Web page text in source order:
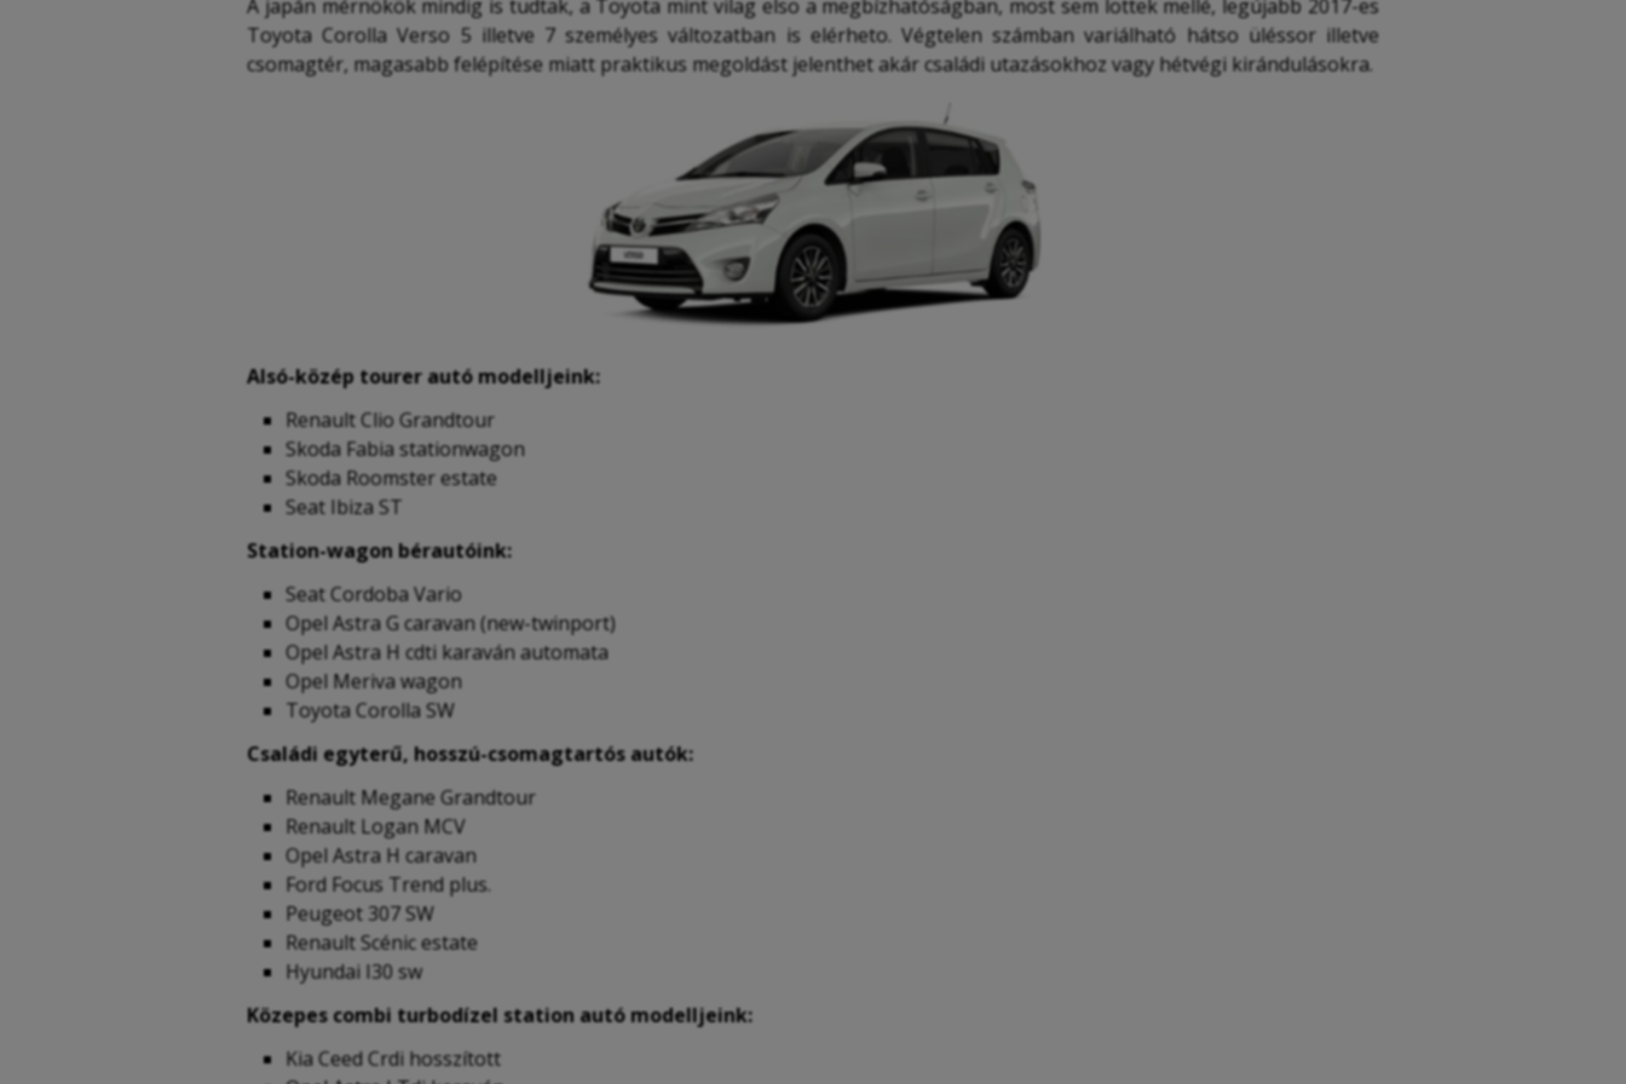
A japán mérnökök mindig is tudtak, a Toyota mint vilag elso a megbízhatóságban, most sem lottek mellé, legújabb 2017-es
Toyota Corolla Verso 5 illetve 7 személyes változatban is elérheto. Végtelen számban variálható hátso üléssor illetve
csomagtér, magasabb felépítése miatt praktikus megoldást jelenthet akár családi utazásokhoz vagy hétvégi kirándulásokra.
Alsó-közép tourer autó modelljeink:
Renault Clio Grandtour
Skoda Fabia stationwagon
Skoda Roomster estate
Seat Ibiza ST
Station-wagon bérautóink:
Seat Cordoba Vario
Opel Astra G caravan (new-twinport)
Opel Astra H cdti karaván automata
Opel Meriva wagon
Toyota Corolla SW
Családi egyterű, hosszú-csomagtartós autók:
Renault Megane Grandtour
Renault Logan MCV
Opel Astra H caravan
Ford Focus Trend plus.
Peugeot 307 SW
Renault Scénic estate
Hyundai I30 sw
Közepes combi turbodízel station autó modelljeink:
Kia Ceed Crdi hosszított